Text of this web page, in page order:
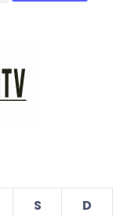
S
D